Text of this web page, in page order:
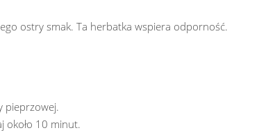
ostry smak. Ta herbatka wspiera odporność.
pieprzowej.
około 10 minut.